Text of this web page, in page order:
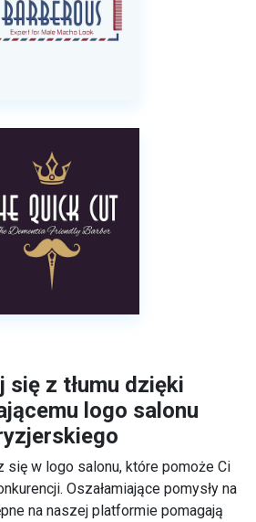
się z tłumu dzięki
logo salonu
się w logo salonu, które pomoże Ci
Oszałamiające pomysły na
na naszej platformie pomagają